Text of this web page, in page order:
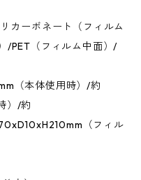
カーボネート（フィルム
/PET（フィルム中面）/
（本体使用時）/約
）/約
（フィル